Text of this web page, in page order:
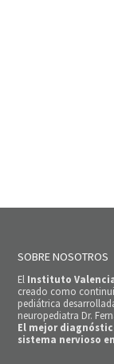
SOBRE NOSOTROS
El Instituto
creado como
pediátrica
neuropediatra Dr.
El mejor
sistema nervioso